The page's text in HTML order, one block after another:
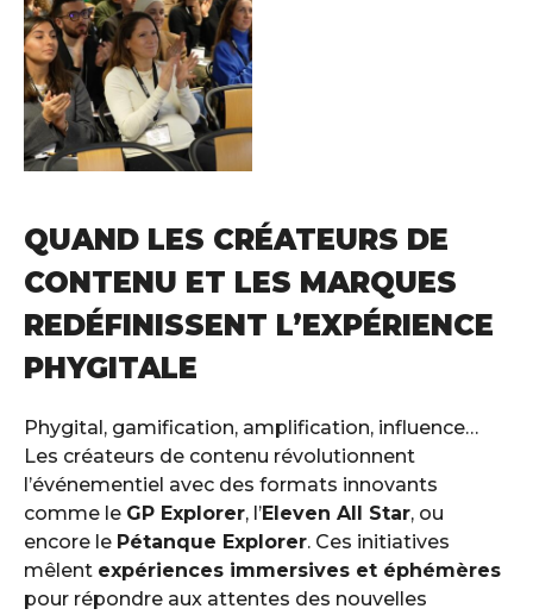
QUAND LES CRÉATEURS DE
CONTENU ET LES MARQUES
REDÉFINISSENT L’EXPÉRIENCE
PHYGITALE
Phygital, gamification, amplification, influence…
Les créateurs de contenu révolutionnent
l’événementiel avec des formats innovants
comme le GP Explorer, l’Eleven All Star, ou
encore le Pétanque Explorer. Ces initiatives
mêlent expériences immersives et éphémères
pour répondre aux attentes des nouvelles